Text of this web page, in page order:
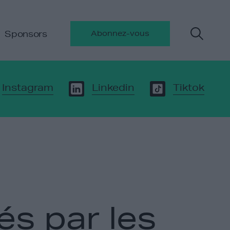
Sponsors Abonnez-vous
Instagram Linkedin Tiktok
par les